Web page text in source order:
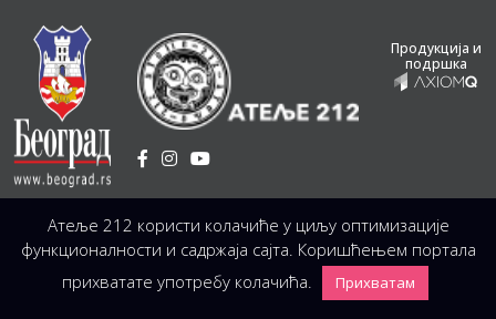
Установа Културе / Светогорска 21, 11103 Београд, Србија
Централа (управа, организација, администрација, рачуноводство, техника)
+381 11 3246 146;
+381 11 3246 147 |office@atelje212.rs
Продукција и
подршка
Сва Права Задржана © 2026 Позориште Атеља 212
Атеље 212 користи колачиће у циљу оптимизације
функционалности и садржаја сајта. Коришћењем портала
прихватате употребу колачића.
Прихватам